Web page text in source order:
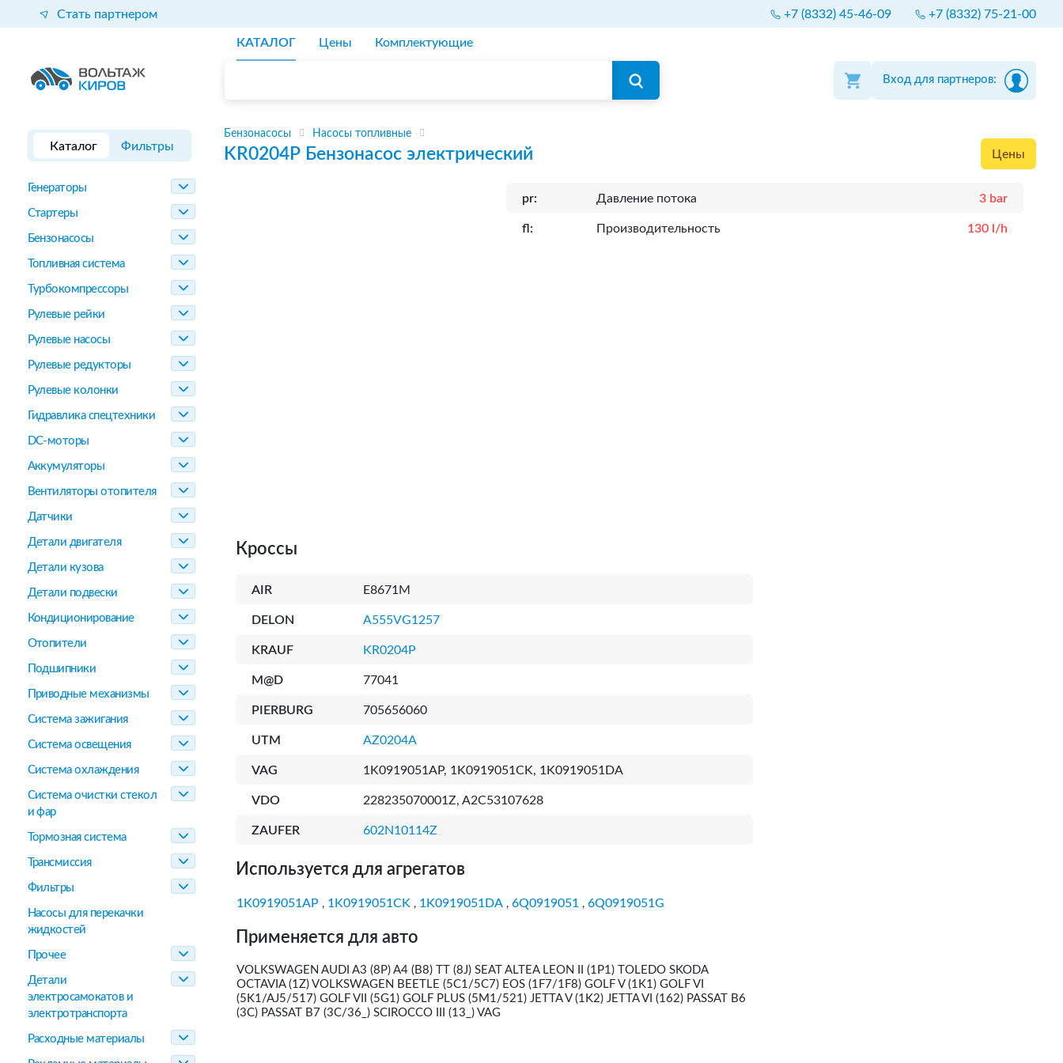
Стать партнером +7 (8332) 45-46-09 +7 (8332) 75-21-00
КАТАЛОГ Цены Комплектующие
Вход для партнеров:
Каталог Фильтры
Генераторы
Стартеры
Бензонасосы
Топливная система
Турбокомпрессоры
Рулевые рейки
Рулевые насосы
Рулевые редукторы
Рулевые колонки
Гидравлика спецтехники
DC-моторы
Аккумуляторы
Вентиляторы отопителя
Датчики
Детали двигателя
Детали кузова
Детали подвески
Кондиционирование
Отопители
Подшипники
Приводные механизмы
Система зажигания
Система освещения
Система охлаждения
Система очистки стекол
и фар
Тормозная система
Трансмиссия
Фильтры
Насосы для перекачки
жидкостей
Прочее
Детали
электросамокатов и
электротранспорта
Расходные материалы
Бензонасосы Насосы топливные
KR0204P Бензонасос электрический Цены
pr: Давление потока 3 bar
fl: Производительность 130 l/h
Кроссы
AIR E8671M
DELON A555VG1257
KRAUF KR0204P
M@D 77041
PIERBURG 705656060
UTM AZ0204A
VAG 1K0919051AP, 1K0919051CK, 1K0919051DA
VDO 228235070001Z, A2C53107628
ZAUFER 602N10114Z
Используется для агрегатов
1K0919051AP , 1K0919051CK , 1K0919051DA , 6Q0919051 , 6Q0919051G
Применяется для авто
VOLKSWAGEN AUDI A3 (8P) A4 (B8) TT (8J) SEAT ALTEA LEON II (1P1) TOLEDO SKODA
OCTAVIA (1Z) VOLKSWAGEN BEETLE (5C1/5C7) EOS (1F7/1F8) GOLF V (1K1) GOLF VI
(5K1/AJ5/517) GOLF VII (5G1) GOLF PLUS (5M1/521) JETTA V (1K2) JETTA VI (162) PASSAT B6
(3C) PASSAT B7 (3C/36_) SCIROCCO III (13_) VAG